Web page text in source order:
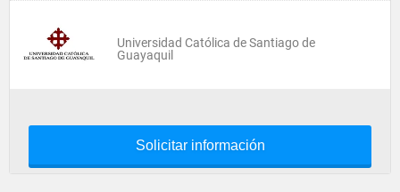
Universidad Católica de Santiago de
Guayaquil
Solicitar información